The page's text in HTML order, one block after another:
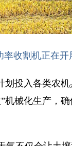
收割机正在
投入各类农机
械化生产，